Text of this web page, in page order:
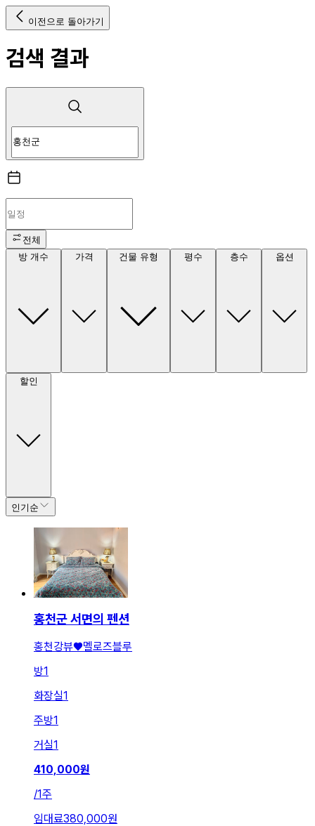
이전으로 돌아가기
검색 결과
전체
방 개수
가격 건물 유형 평수 층수 옵션
할인
인기순
홍천군 서면의 펜션
홍천강뷰♥️멜로즈블루
방1
화장실1
주방1
거실1
410,000원
/1주
임대료380,000원